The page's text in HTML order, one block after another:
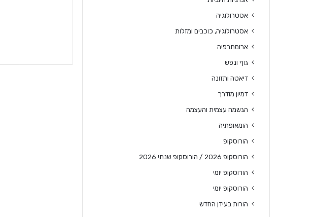
אסטרולוגיה
אסטרולוגיה, כוכבים ומזלות
ארומתרפיה
גוף ונפש
דיאטה ותזונה
דמיון מודרך
הגשמה עצמית והעצמה
הומאופתיה
הורוסקופ
הורוסקופ 2026 / הורוסקופ שנתי 2026
הורוסקופ יומי
הורוסקופ יומי
הורות בעידן החדש